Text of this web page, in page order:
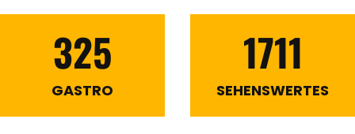
325
GASTRO
1711
SEHENSWERTES